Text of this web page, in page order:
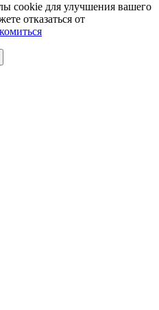
cookie для улучшения вашего
отказаться от